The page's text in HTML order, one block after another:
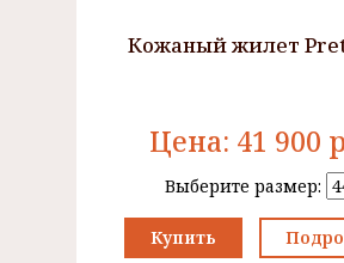
Кожаный жилет
Цена: 41 900
Выберите размер:
Купить